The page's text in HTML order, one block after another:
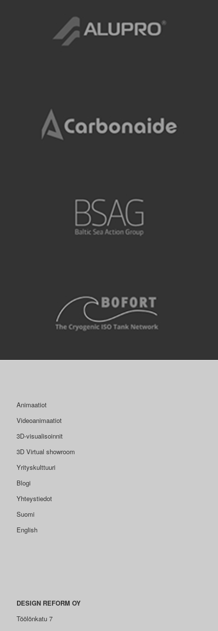
Animaatiot
Videoanimaatiot
3D-visualisoinnit
3D Virtual showroom
Yrityskulttuuri
Blogi
Yhteystiedot
Suomi
English
DESIGN REFORM OY
Töölönkatu 7